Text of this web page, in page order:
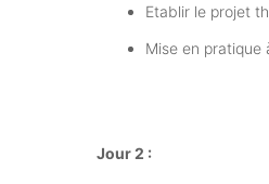
Etablir le projet
Mise en pratique
Jour 2 :